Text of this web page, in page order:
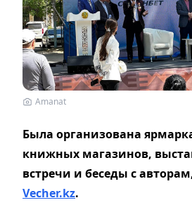
Amanat
Была организована
книжных магазинов,
встречи и беседы с
Vecher.kz.